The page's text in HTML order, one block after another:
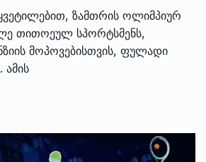
ზამთრის ოლიმპიურ
თითოეულ სპორტსმენს,
მოპოვებისთვის, ფულადი